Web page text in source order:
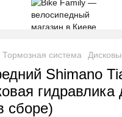
Тормозная система
Shimano
гидравлика
сборе)